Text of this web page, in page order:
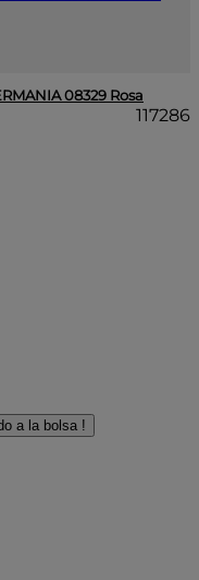
08329 Rosa
117286
a la bolsa !